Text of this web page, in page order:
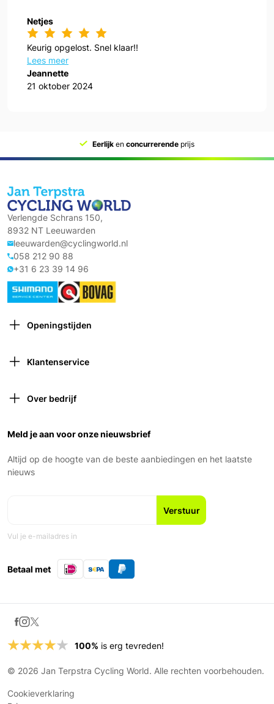
Netjes
Keurig opgelost. Snel klaar!!
Lees meer
Jeannette
21 oktober 2024
Eerlijk en concurrerende prijs
Verlengde Schrans 150,
8932 NT Leeuwarden
leeuwarden@cyclingworld.nl
058 212 90 88
+31 6 23 39 14 96
Openingstijden
Dinsdag: 9:00 – 18:00
gesloten om 18:00)
Zondag: Gesloten
Klantenservice
Verzekeringen
Over bedrijf
Ons Team
Nieuws en blogs
Fiets leasen
Meld je aan voor onze nieuwsbrief
Altijd op de hoogte van de beste aanbiedingen en het laatste
nieuws
Vul je e-mailadres in
Betaal met
100% is erg tevreden!
© 2026 Jan Terpstra Cycling World. Alle rechten voorbehouden.
Cookieverklaring